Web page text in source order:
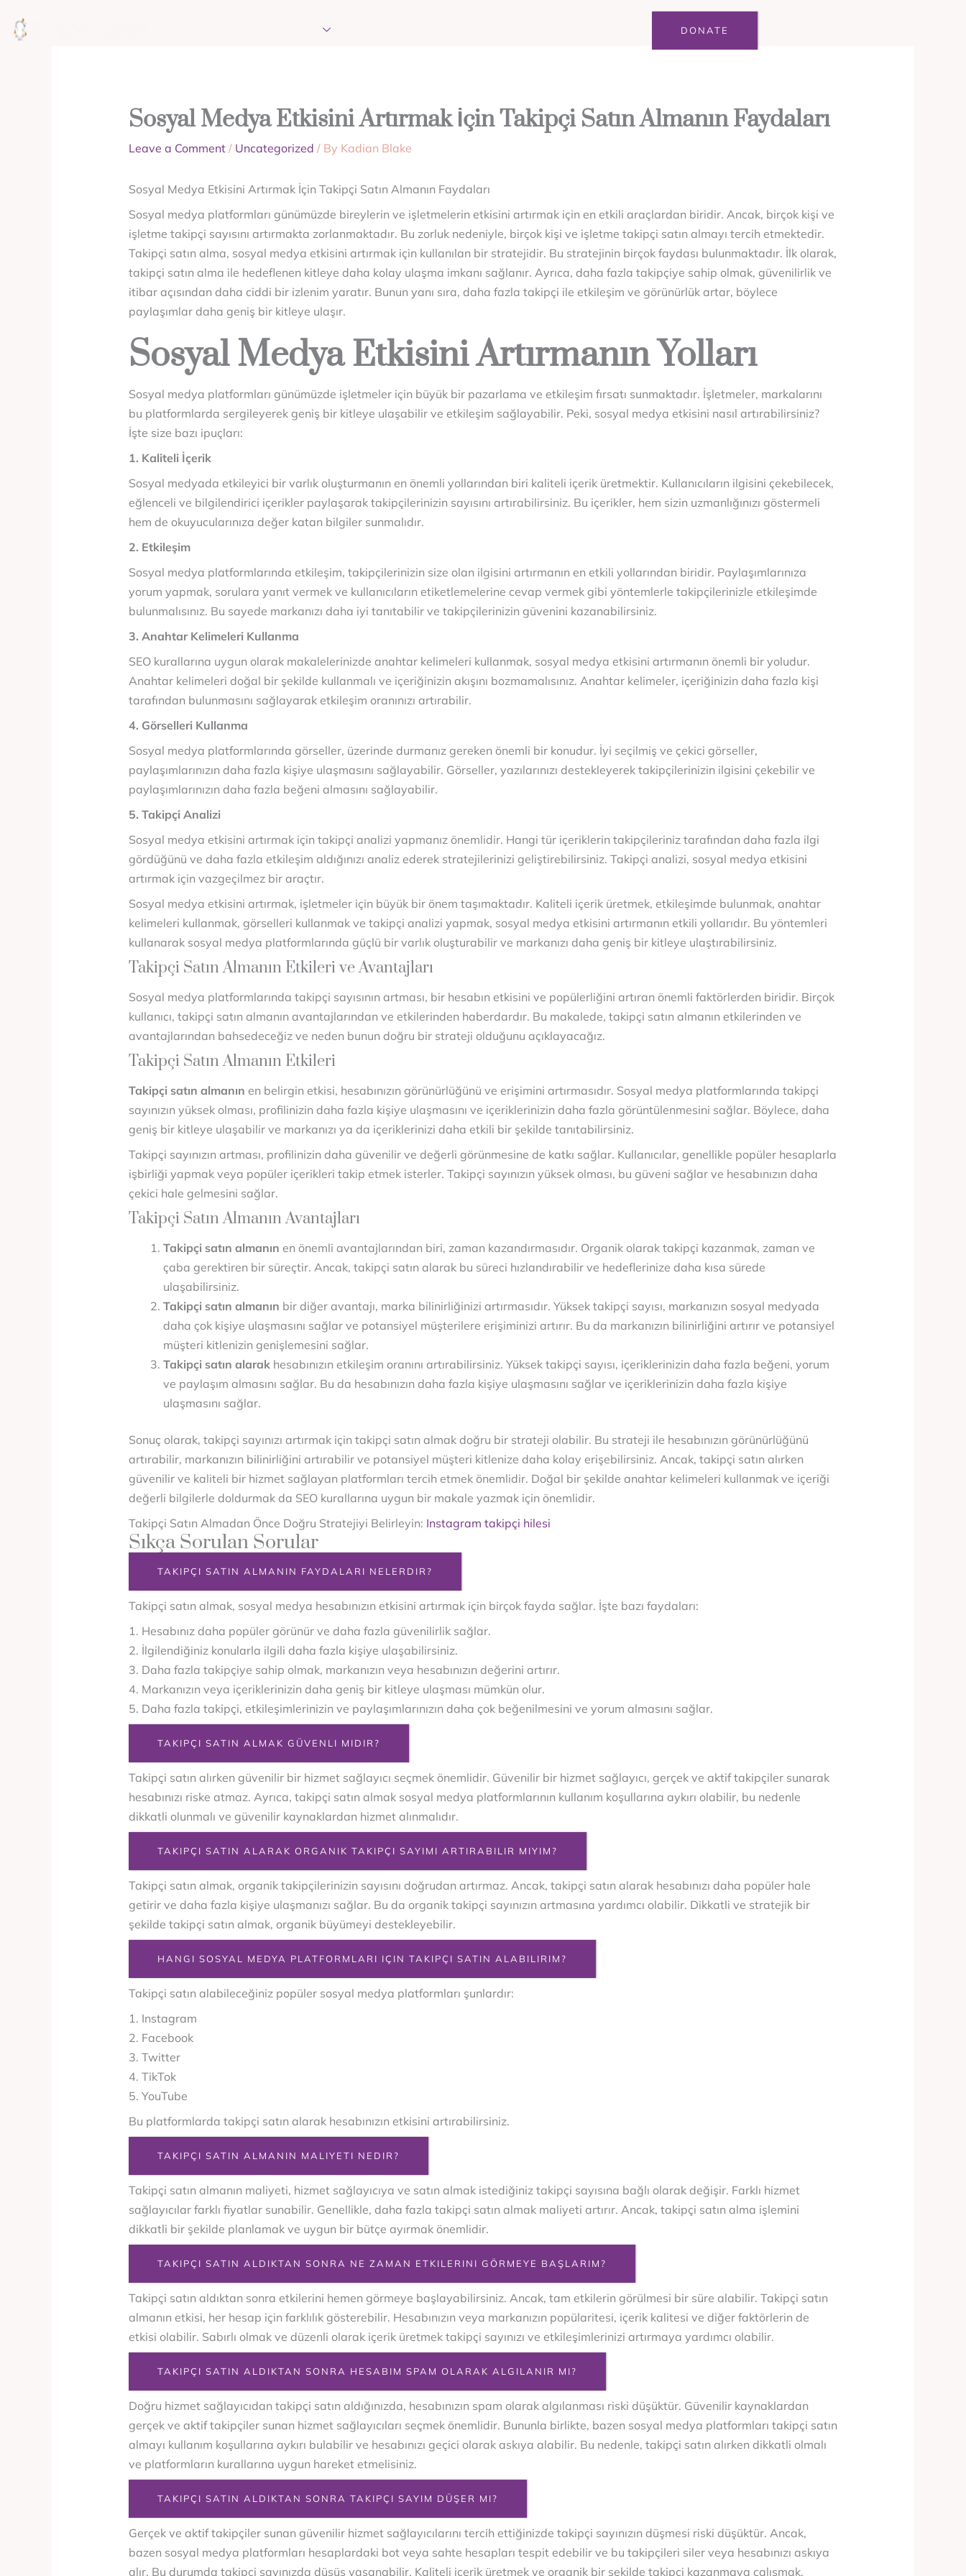
DONATE
Sosyal Medya Etkisini Artırmak İçin Takipçi Satın Almanın Faydaları
Leave a Comment / Uncategorized / By Kadian Blake
Sosyal Medya Etkisini Artırmak İçin Takipçi Satın Almanın Faydaları
Sosyal medya platformları günümüzde bireylerin ve işletmelerin etkisini artırmak için en etkili araçlardan biridir. Ancak, birçok kişi ve
işletme takipçi sayısını artırmakta zorlanmaktadır. Bu zorluk nedeniyle, birçok kişi ve işletme takipçi satın almayı tercih etmektedir.
Takipçi satın alma, sosyal medya etkisini artırmak için kullanılan bir stratejidir. Bu stratejinin birçok faydası bulunmaktadır. İlk olarak,
takipçi satın alma ile hedeflenen kitleye daha kolay ulaşma imkanı sağlanır. Ayrıca, daha fazla takipçiye sahip olmak, güvenilirlik ve
itibar açısından daha ciddi bir izlenim yaratır. Bunun yanı sıra, daha fazla takipçi ile etkileşim ve görünürlük artar, böylece
paylaşımlar daha geniş bir kitleye ulaşır.
Sosyal Medya Etkisini Artırmanın Yolları
Sosyal medya platformları günümüzde işletmeler için büyük bir pazarlama ve etkileşim fırsatı sunmaktadır. İşletmeler, markalarını
bu platformlarda sergileyerek geniş bir kitleye ulaşabilir ve etkileşim sağlayabilir. Peki, sosyal medya etkisini nasıl artırabilirsiniz?
İşte size bazı ipuçları:
1. Kaliteli İçerik
Sosyal medyada etkileyici bir varlık oluşturmanın en önemli yollarından biri kaliteli içerik üretmektir. Kullanıcıların ilgisini çekebilecek,
eğlenceli ve bilgilendirici içerikler paylaşarak takipçilerinizin sayısını artırabilirsiniz. Bu içerikler, hem sizin uzmanlığınızı göstermeli
hem de okuyucularınıza değer katan bilgiler sunmalıdır.
2. Etkileşim
Sosyal medya platformlarında etkileşim, takipçilerinizin size olan ilgisini artırmanın en etkili yollarından biridir. Paylaşımlarınıza
yorum yapmak, sorulara yanıt vermek ve kullanıcıların etiketlemelerine cevap vermek gibi yöntemlerle takipçilerinizle etkileşimde
bulunmalısınız. Bu sayede markanızı daha iyi tanıtabilir ve takipçilerinizin güvenini kazanabilirsiniz.
3. Anahtar Kelimeleri Kullanma
SEO kurallarına uygun olarak makalelerinizde anahtar kelimeleri kullanmak, sosyal medya etkisini artırmanın önemli bir yoludur.
Anahtar kelimeleri doğal bir şekilde kullanmalı ve içeriğinizin akışını bozmamalısınız. Anahtar kelimeler, içeriğinizin daha fazla kişi
tarafından bulunmasını sağlayarak etkileşim oranınızı artırabilir.
4. Görselleri Kullanma
Sosyal medya platformlarında görseller, üzerinde durmanız gereken önemli bir konudur. İyi seçilmiş ve çekici görseller,
paylaşımlarınızın daha fazla kişiye ulaşmasını sağlayabilir. Görseller, yazılarınızı destekleyerek takipçilerinizin ilgisini çekebilir ve
paylaşımlarınızın daha fazla beğeni almasını sağlayabilir.
5. Takipçi Analizi
Sosyal medya etkisini artırmak için takipçi analizi yapmanız önemlidir. Hangi tür içeriklerin takipçileriniz tarafından daha fazla ilgi
gördüğünü ve daha fazla etkileşim aldığınızı analiz ederek stratejilerinizi geliştirebilirsiniz. Takipçi analizi, sosyal medya etkisini
artırmak için vazgeçilmez bir araçtır.
Sosyal medya etkisini artırmak, işletmeler için büyük bir önem taşımaktadır. Kaliteli içerik üretmek, etkileşimde bulunmak, anahtar
kelimeleri kullanmak, görselleri kullanmak ve takipçi analizi yapmak, sosyal medya etkisini artırmanın etkili yollarıdır. Bu yöntemleri
kullanarak sosyal medya platformlarında güçlü bir varlık oluşturabilir ve markanızı daha geniş bir kitleye ulaştırabilirsiniz.
Takipçi Satın Almanın Etkileri ve Avantajları
Sosyal medya platformlarında takipçi sayısının artması, bir hesabın etkisini ve popülerliğini artıran önemli faktörlerden biridir. Birçok
kullanıcı, takipçi satın almanın avantajlarından ve etkilerinden haberdardır. Bu makalede, takipçi satın almanın etkilerinden ve
avantajlarından bahsedeceğiz ve neden bunun doğru bir strateji olduğunu açıklayacağız.
Takipçi Satın Almanın Etkileri
Takipçi satın almanın en belirgin etkisi, hesabınızın görünürlüğünü ve erişimini artırmasıdır. Sosyal medya platformlarında takipçi
sayınızın yüksek olması, profilinizin daha fazla kişiye ulaşmasını ve içeriklerinizin daha fazla görüntülenmesini sağlar. Böylece, daha
geniş bir kitleye ulaşabilir ve markanızı ya da içeriklerinizi daha etkili bir şekilde tanıtabilirsiniz.
Takipçi sayınızın artması, profilinizin daha güvenilir ve değerli görünmesine de katkı sağlar. Kullanıcılar, genellikle popüler hesaplarla
işbirliği yapmak veya popüler içerikleri takip etmek isterler. Takipçi sayınızın yüksek olması, bu güveni sağlar ve hesabınızın daha
çekici hale gelmesini sağlar.
Takipçi Satın Almanın Avantajları
Takipçi satın almanın en önemli avantajlarından biri, zaman kazandırmasıdır. Organik olarak takipçi kazanmak, zaman ve
çaba gerektiren bir süreçtir. Ancak, takipçi satın alarak bu süreci hızlandırabilir ve hedeflerinize daha kısa sürede
ulaşabilirsiniz.
Takipçi satın almanın bir diğer avantajı, marka bilinirliğinizi artırmasıdır. Yüksek takipçi sayısı, markanızın sosyal medyada
daha çok kişiye ulaşmasını sağlar ve potansiyel müşterilere erişiminizi artırır. Bu da markanızın bilinirliğini artırır ve potansiyel
müşteri kitlenizin genişlemesini sağlar.
Takipçi satın alarakhesabınızın etkileşim oranını artırabilirsiniz. Yüksek takipçi sayısı, içeriklerinizin daha fazla beğeni, yorum
ve paylaşım almasını sağlar. Bu da hesabınızın daha fazla kişiye ulaşmasını sağlar ve içeriklerinizin daha fazla kişiye
ulaşmasını sağlar.
Sonuç olarak, takipçi sayınızı artırmak için takipçi satın almak doğru bir strateji olabilir. Bu strateji ile hesabınızın görünürlüğünü
artırabilir, markanızın bilinirliğini artırabilir ve potansiyel müşteri kitlenize daha kolay erişebilirsiniz. Ancak, takipçi satın alırken
güvenilir ve kaliteli bir hizmet sağlayan platformları tercih etmek önemlidir. Doğal bir şekilde anahtar kelimeleri kullanmak ve içeriği
değerli bilgilerle doldurmak da SEO kurallarına uygun bir makale yazmak için önemlidir.
Takipçi Satın Almadan Önce Doğru Stratejiyi Belirleyin: Instagram takipçi hilesi
Sıkça Sorulan Sorular
TAKIPÇI SATIN ALMANIN FAYDALARI NELERDIR?
Takipçi satın almak, sosyal medya hesabınızın etkisini artırmak için birçok fayda sağlar. İşte bazı faydaları:
1. Hesabınız daha popüler görünür ve daha fazla güvenilirlik sağlar.
2. İlgilendiğiniz konularla ilgili daha fazla kişiye ulaşabilirsiniz.
3. Daha fazla takipçiye sahip olmak, markanızın veya hesabınızın değerini artırır.
4. Markanızın veya içeriklerinizin daha geniş bir kitleye ulaşması mümkün olur.
5. Daha fazla takipçi, etkileşimlerinizin ve paylaşımlarınızın daha çok beğenilmesini ve yorum almasını sağlar.
TAKIPÇI SATIN ALMAK GÜVENLI MIDIR?
Takipçi satın alırken güvenilir bir hizmet sağlayıcı seçmek önemlidir. Güvenilir bir hizmet sağlayıcı, gerçek ve aktif takipçiler sunarak
hesabınızı riske atmaz. Ayrıca, takipçi satın almak sosyal medya platformlarının kullanım koşullarına aykırı olabilir, bu nedenle
dikkatli olunmalı ve güvenilir kaynaklardan hizmet alınmalıdır.
TAKIPÇI SATIN ALARAK ORGANIK TAKIPÇI SAYIMI ARTIRABILIR MIYIM?
Takipçi satın almak, organik takipçilerinizin sayısını doğrudan artırmaz. Ancak, takipçi satın alarak hesabınızı daha popüler hale
getirir ve daha fazla kişiye ulaşmanızı sağlar. Bu da organik takipçi sayınızın artmasına yardımcı olabilir. Dikkatli ve stratejik bir
şekilde takipçi satın almak, organik büyümeyi destekleyebilir.
HANGI SOSYAL MEDYA PLATFORMLARI IÇIN TAKIPÇI SATIN ALABILIRIM?
Takipçi satın alabileceğiniz popüler sosyal medya platformları şunlardır:
1. Instagram
2. Facebook
3. Twitter
4. TikTok
5. YouTube
Bu platformlarda takipçi satın alarak hesabınızın etkisini artırabilirsiniz.
TAKIPÇI SATIN ALMANIN MALIYETI NEDIR?
Takipçi satın almanın maliyeti, hizmet sağlayıcıya ve satın almak istediğiniz takipçi sayısına bağlı olarak değişir. Farklı hizmet
sağlayıcılar farklı fiyatlar sunabilir. Genellikle, daha fazla takipçi satın almak maliyeti artırır. Ancak, takipçi satın alma işlemini
dikkatli bir şekilde planlamak ve uygun bir bütçe ayırmak önemlidir.
TAKIPÇI SATIN ALDIKTAN SONRA NE ZAMAN ETKILERINI GÖRMEYE BAŞLARIM?
Takipçi satın aldıktan sonra etkilerini hemen görmeye başlayabilirsiniz. Ancak, tam etkilerin görülmesi bir süre alabilir. Takipçi satın
almanın etkisi, her hesap için farklılık gösterebilir. Hesabınızın veya markanızın popülaritesi, içerik kalitesi ve diğer faktörlerin de
etkisi olabilir. Sabırlı olmak ve düzenli olarak içerik üretmek takipçi sayınızı ve etkileşimlerinizi artırmaya yardımcı olabilir.
TAKIPÇI SATIN ALDIKTAN SONRA HESABIM SPAM OLARAK ALGILANIR MI?
Doğru hizmet sağlayıcıdan takipçi satın aldığınızda, hesabınızın spam olarak algılanması riski düşüktür. Güvenilir kaynaklardan
gerçek ve aktif takipçiler sunan hizmet sağlayıcıları seçmek önemlidir. Bununla birlikte, bazen sosyal medya platformları takipçi satın
almayı kullanım koşullarına aykırı bulabilir ve hesabınızı geçici olarak askıya alabilir. Bu nedenle, takipçi satın alırken dikkatli olmalı
ve platformların kurallarına uygun hareket etmelisiniz.
TAKIPÇI SATIN ALDIKTAN SONRA TAKIPÇI SAYIM DÜŞER MI?
Gerçek ve aktif takipçiler sunan güvenilir hizmet sağlayıcılarını tercih ettiğinizde takipçi sayınızın düşmesi riski düşüktür. Ancak,
bazen sosyal medya platformları hesaplardaki bot veya sahte hesapları tespit edebilir ve bu takipçileri siler veya hesabınızı askıya
alır. Bu durumda takipçi sayınızda düşüş yaşanabilir. Kaliteli içerik üretmek ve organik bir şekilde takipçi kazanmaya çalışmak,